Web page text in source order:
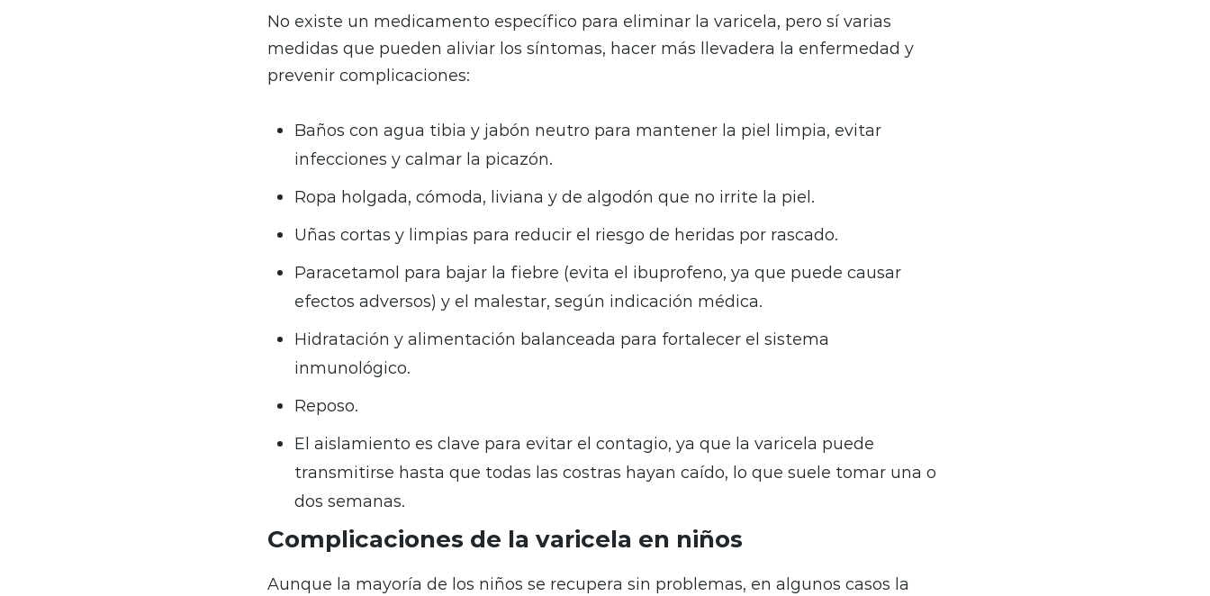
No existe un medicamento específico para eliminar la varicela, pero sí varias
medidas que pueden aliviar los síntomas, hacer más llevadera la enfermedad y
prevenir complicaciones:
Baños con agua tibia y jabón neutro para mantener la piel limpia, evitar
infecciones y calmar la picazón.
Ropa holgada, cómoda, liviana y de algodón que no irrite la piel.
Uñas cortas y limpias para reducir el riesgo de heridas por rascado.
Paracetamol para bajar la fiebre (evita el ibuprofeno, ya que puede causar
efectos adversos) y el malestar, según indicación médica.
Hidratación y alimentación balanceada para fortalecer el sistema
inmunológico.
Reposo.
El aislamiento es clave para evitar el contagio, ya que la varicela puede
transmitirse hasta que todas las costras hayan caído, lo que suele tomar una o
dos semanas.
Complicaciones de la varicela en niños
Aunque la mayoría de los niños se recupera sin problemas, en algunos casos la